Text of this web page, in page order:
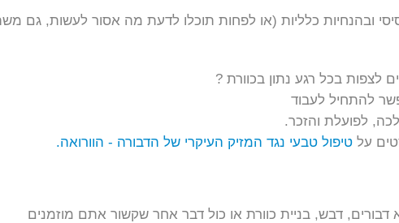
ובהנחיות כלליות (או לפחות תוכלו לדעת מה אסור לעשות, גם
לצפות בכל רגע נתון בכוורת ?
להתחיל לעבוד
לפועלת והזכר.
על טיפול טבעי נגד המזיק העיקרי של הדבורה - הוורואה.
דבורים, דבש, בניית כוורת או כול דבר אחר שקשור אתם מוזמנים